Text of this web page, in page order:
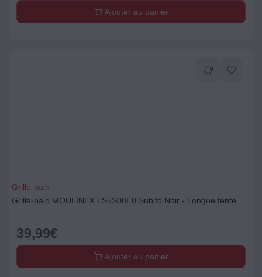
Ajouter au panier
Grille-pain
Grille-pain MOULINEX LS5S08E0 Subito Noir - Longue fente
39,99€
Ajouter au panier